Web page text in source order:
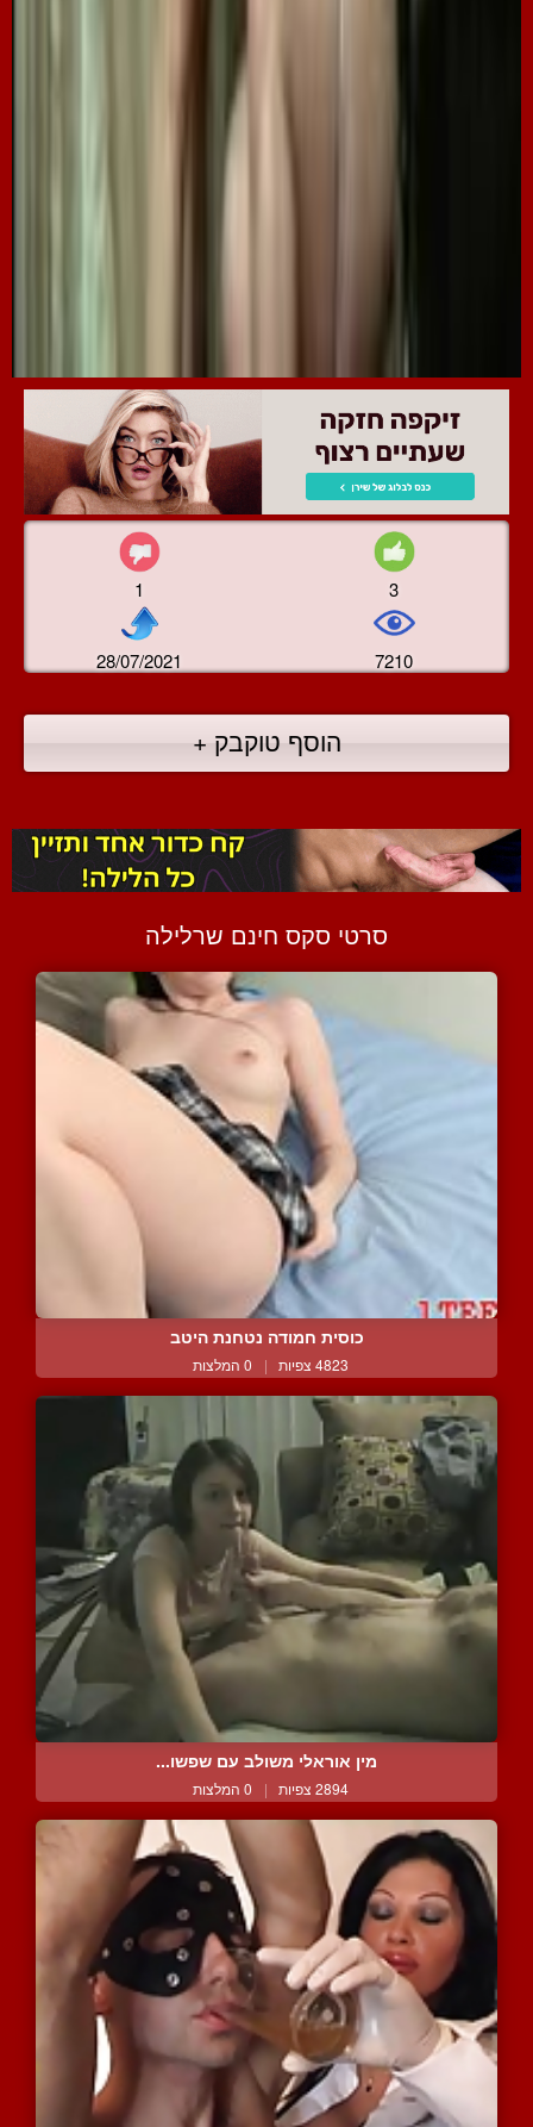
1 3
28/07/2021 7210
הוסף טוקבק +
סרטי סקס חינם שרלילה
כוסית חמודה נטחנת היטב
4823 צפיות | 0 המלצות
מין אוראלי משולב עם שפשו...
2894 צפיות | 0 המלצות